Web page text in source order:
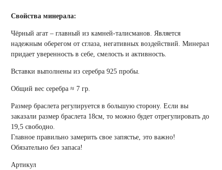
Свойства минерала:
Чёрный агат – главный из камней-талисманов. Является
надежным оберегом от сглаза, негативных воздействий. Минерал
придает уверенность в себе, смелость и активность.
Вставки выполнены из серебра 925 пробы.
Общий вес серебра ≈ 7 гр.
Размер браслета регулируется в большую сторону. Если вы
заказали размер браслета 18см, то можно будет отрегулировать до
19,5 свободно.
Главное правильно замерить свое запястье, это важно!
Обязательно без запаса!
Артикул